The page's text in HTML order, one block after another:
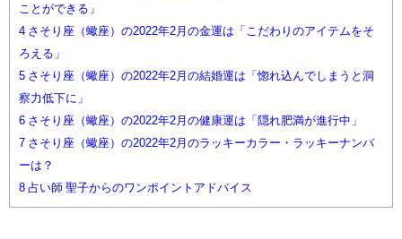
ことができる」
4 さそり座（蠍座）の2022年2月の金運は「こだわりのアイテムをそ
ろえる」
5 さそり座（蠍座）の2022年2月の結婚運は「惚れ込んでしまうと洞
察力低下に」
6 さそり座（蠍座）の2022年2月の健康運は「隠れ肥満が進行中」
7 さそり座（蠍座）の2022年2月のラッキーカラー・ラッキーナンバ
ーは？
8 占い師 聖子からのワンポイントアドバイス